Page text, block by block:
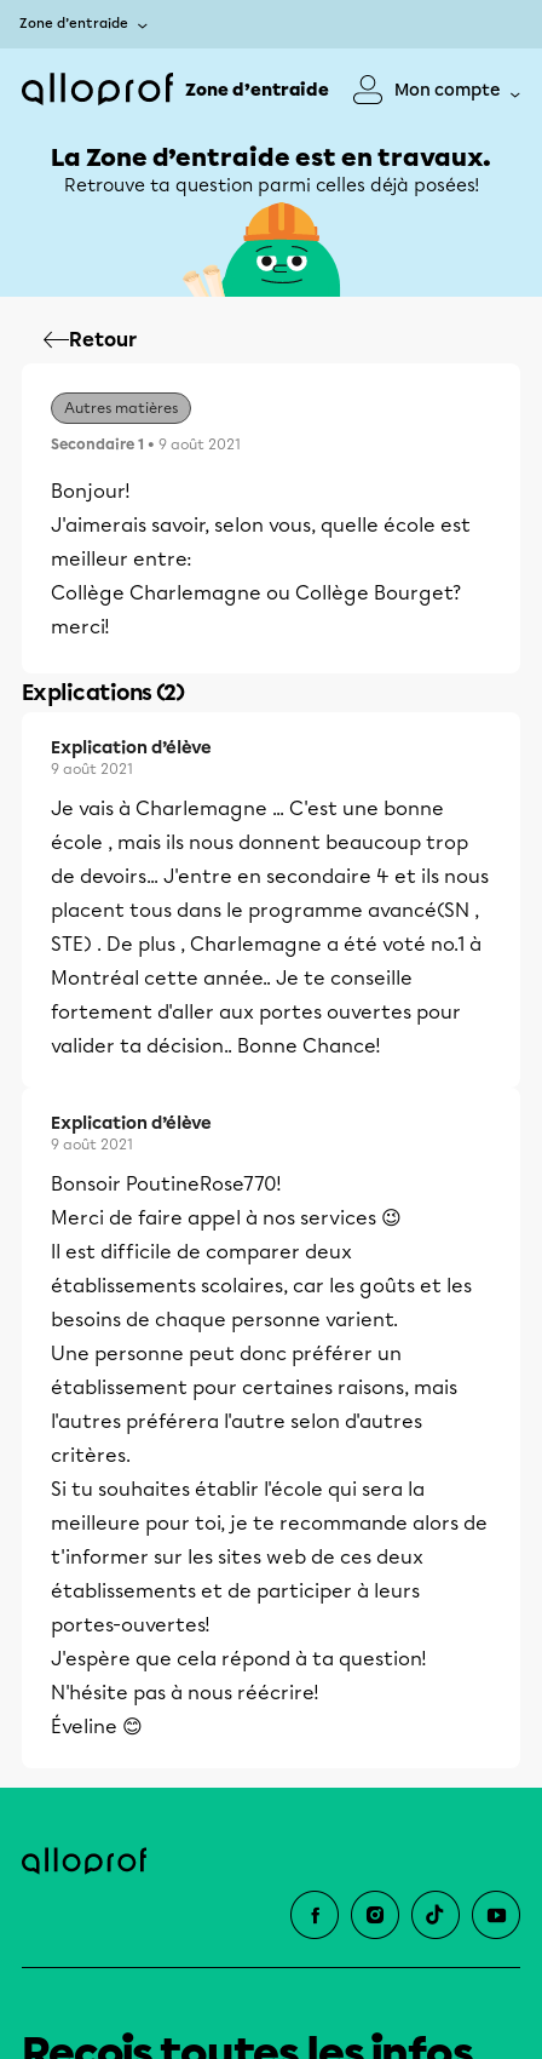
Zone d’entraide
Zone d’entraide Mon compte
La Zone d’entraide est en travaux.
Retrouve ta question parmi celles déjà posées!
Retour
Autres matières
Secondaire 1 • 9 août 2021
Bonjour!
J'aimerais savoir, selon vous, quelle école est
meilleur entre:
Collège Charlemagne ou Collège Bourget?
merci!
Explications (2)
Explication d’élève
9 août 2021
Je vais à Charlemagne ... C'est une bonne
école , mais ils nous donnent beaucoup trop
de devoirs... J'entre en secondaire 4 et ils nous
placent tous dans le programme avancé(SN ,
STE) . De plus , Charlemagne a été voté no.1 à
Montréal cette année.. Je te conseille
fortement d'aller aux portes ouvertes pour
valider ta décision.. Bonne Chance!
Explication d’élève
9 août 2021
Bonsoir PoutineRose770!
Merci de faire appel à nos services 😉
Il est difficile de comparer deux
établissements scolaires, car les goûts et les
besoins de chaque personne varient.
Une personne peut donc préférer un
établissement pour certaines raisons, mais
l'autres préférera l'autre selon d'autres
critères.
Si tu souhaites établir l'école qui sera la
meilleure pour toi, je te recommande alors de
t'informer sur les sites web de ces deux
établissements et de participer à leurs
portes-ouvertes!
J'espère que cela répond à ta question!
N'hésite pas à nous réécrire!
Éveline 😊